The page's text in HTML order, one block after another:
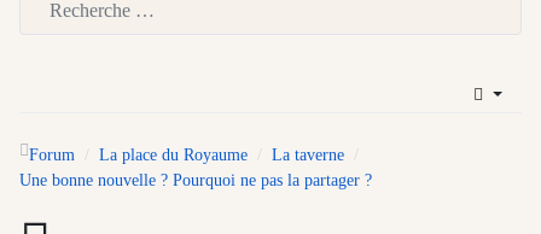
Forum La place du Royaume
La taverne
Une bonne nouvelle ? Pourquoi ne pas la partager ?